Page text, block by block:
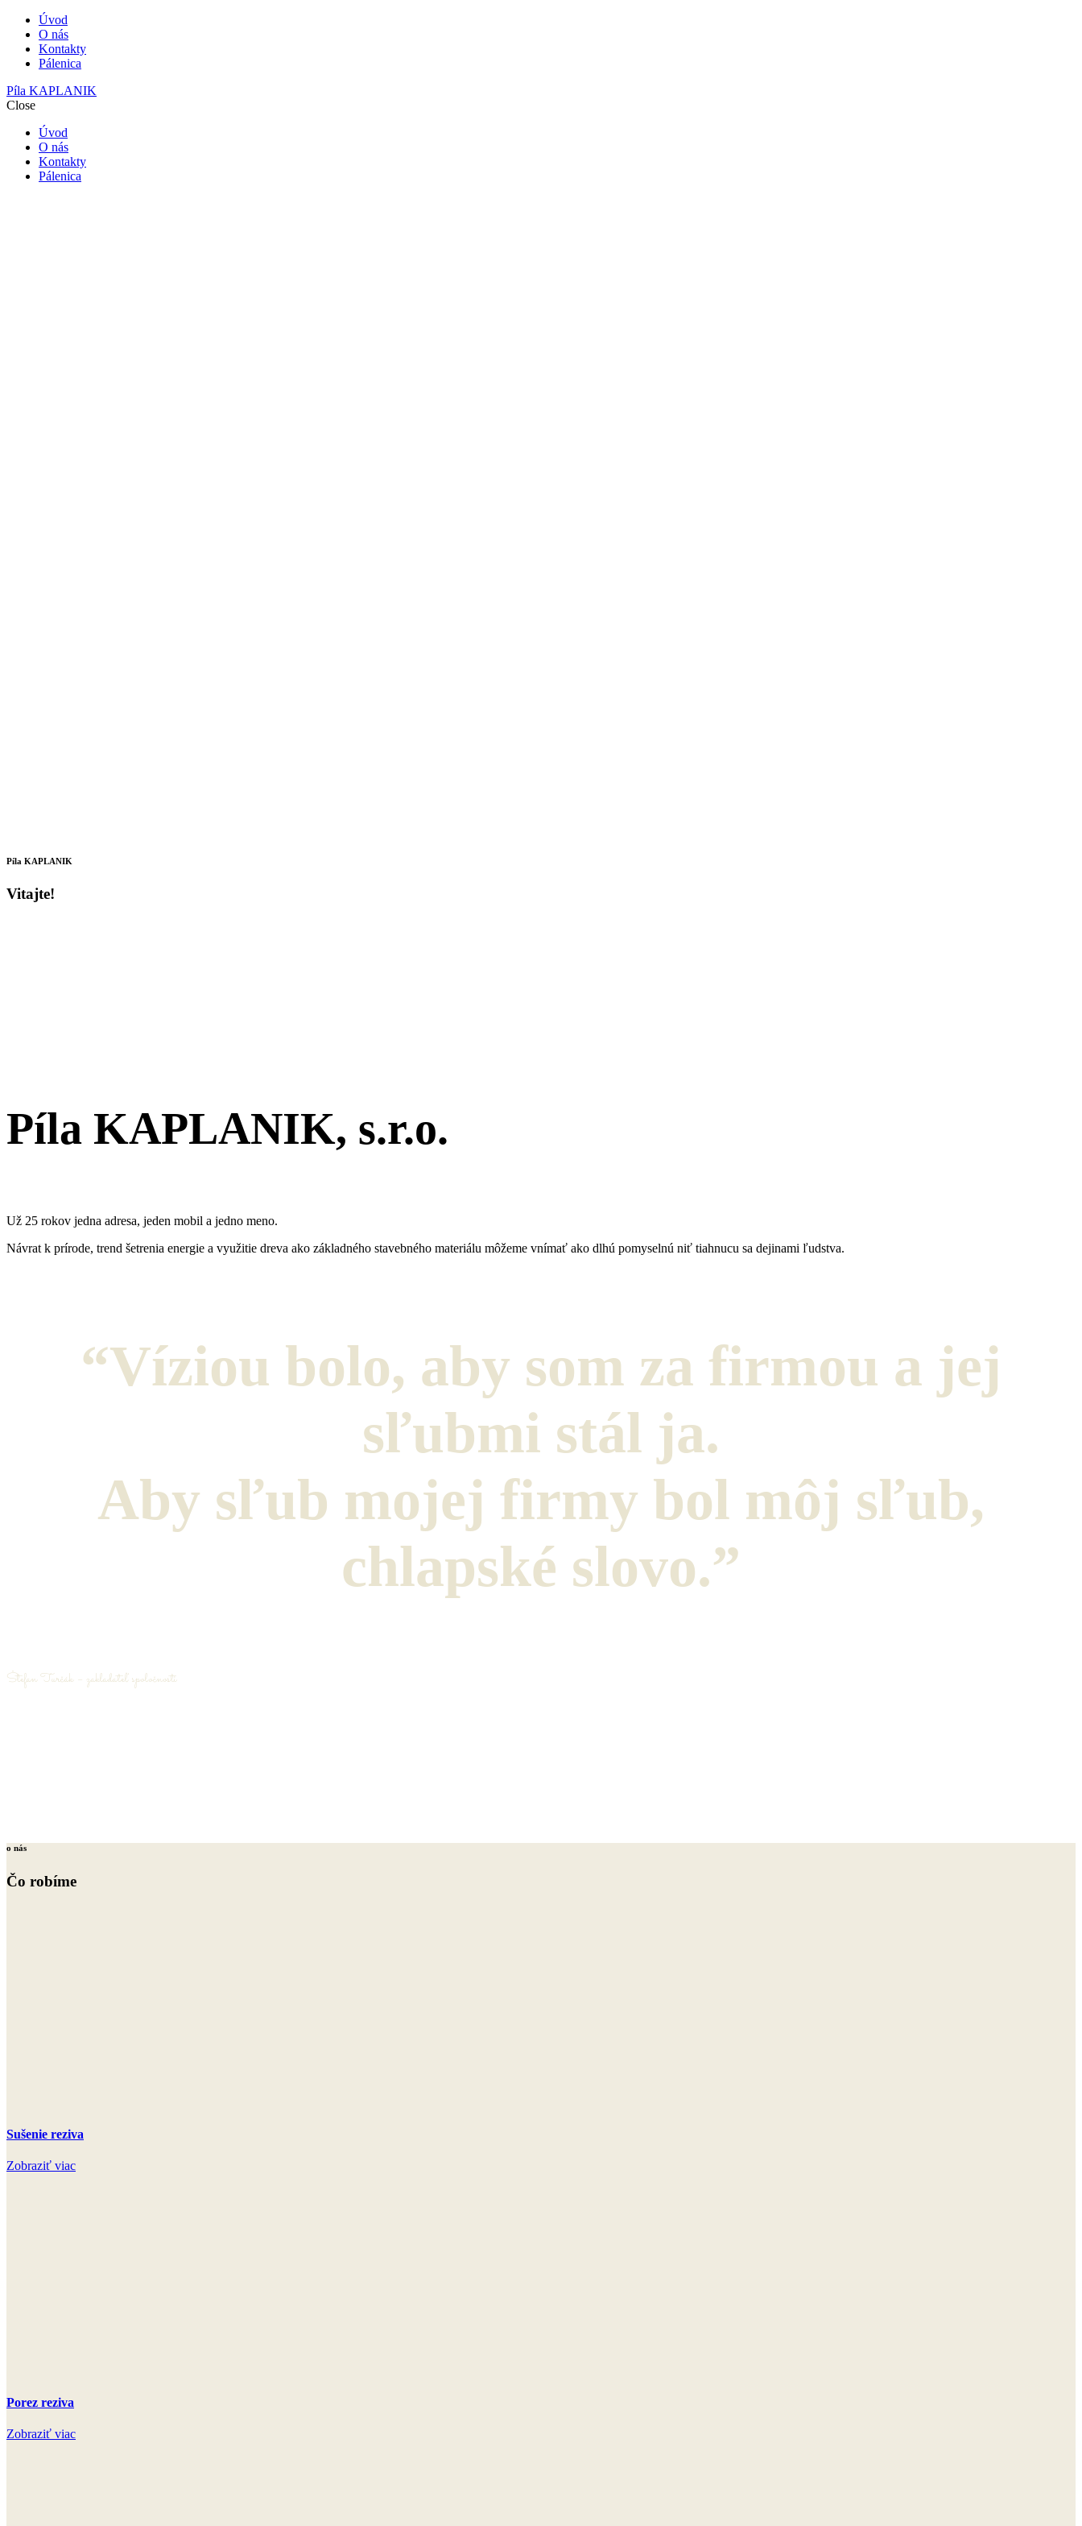
Úvod
O nás
Kontakty
Pálenica
Píla KAPLANIK
Close
Úvod
O nás
Kontakty
Pálenica
Píla KAPLANIK
Vitajte!
Píla KAPLANIK, s.r.o.
Už 25 rokov jedna adresa, jeden mobil a jedno meno.
Návrat k prírode, trend šetrenia energie a využitie dreva ako základného stavebného materiálu môžeme vnímať ako dlhú pomyselnú niť tiahnucu sa dejinami ľudstva.
“Víziou bolo, aby som za firmou a jej
sľubmi stál ja.
Aby sľub mojej firmy bol môj sľub,
chlapské slovo.”
Štefan Turčák – zakladateľ spoločnosti
o nás
Čo robíme
Sušenie reziva
Zobraziť viac
Porez reziva
Zobraziť viac